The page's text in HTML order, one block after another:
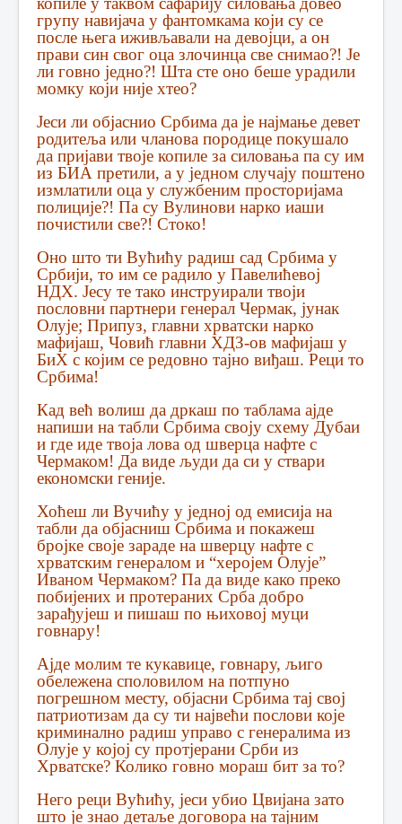
групу навијача у фантомкама који су се
после њега иживљавали на девојци, а он
прави син свог оца злочинца све снимао?! Је
ли говно једно?! Шта сте оно беше урадили
момку који није хтео?
Јеси ли објаснио Србима да је најмање девет
родитеља или чланова породице покушало
да пријави твоје копиле за силовања па су им
из БИА претили, а у једном случају поштено
измлатили оца у службеним просторијама
полиције?! Па су Вулинови нарко иаши
почистили све?! Стоко!
Оно што ти Вућићу радиш сад Србима у
Србији, то им се радило у Павелићевој
НДХ. Јесу те тако инструирали твоји
пословни партнери генерал Чермак, јунак
Олује; Припуз, главни хрватски нарко
мафијаш, Човић главни ХДЗ-ов мафијаш у
БиХ с којим се редовно тајно виђаш. Реци то
Србима!
Кад већ волиш да дркаш по таблама ајде
напиши на табли Србима своју схему Дубаи
и где иде твоја лова од шверца нафте с
Чермаком! Да виде људи да си у ствари
економски геније.
Хоћеш ли Вучићу у једној од емисија на
табли да објасниш Србима и покажеш
бројке своје зараде на шверцу нафте с
хрватским генералом и “херојем Олује”
Иваном Чермаком? Па да виде како преко
побијених и протераних Срба добро
зарађујеш и пишаш по њиховој муци
говнару!
Ајде молим те кукавице, говнару, љиго
обележена споловилом на потпуно
погрешном месту, објасни Србима тај свој
патриотизам да су ти највећи послови које
криминално радиш управо с генералима из
Олује у којој су протјерани Срби из
Хрватске? Колико говно мораш бит за то?
Него реци Вућићу, јеси убио Цвијана зато
што је знао детаље договора на тајним